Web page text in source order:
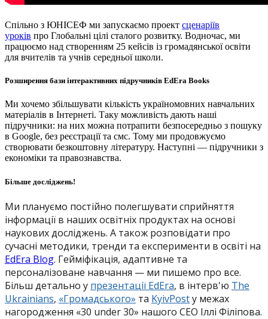
Спільно з ЮНІСЕФ ми запускаємо проект сценаріїв
уроків про Глобальні цілі сталого розвитку. Водночас, ми
працюємо над створенням 25 кейсів із громадянської освіти
для вчителів та учнів середньої школи.
Розширення бази інтерактивних підручників EdEra Books
Ми хочемо збільшувати кількість україномовних навчальних
матеріалів в Інтернеті. Таку можливість дають наші
підручники: на них можна потрапити безпосередньо з пошуку
в Google, без реєстрації та смс. Тому ми продовжуємо
створювати безкоштовну літературу. Наступні — підручники з
економіки та правознавства.
Більше досліджень!
Ми плануємо постійно полегшувати сприйняття
інформації в наших освітніх продуктах на основі
наукових досліджень. А також розповідати про
сучасні методики, тренди та експерименти в освіті на
EdEra Blog. Гейміфікація, адаптивне та
персоналізоване навчання — ми пишемо про все.
Більш детально у презентації EdEra, в інтерв'ю The
Ukrainians, «Громадського» та KyivPostу межах
нагородження «30 under 30» нашого CEO Іллі Філіпова.